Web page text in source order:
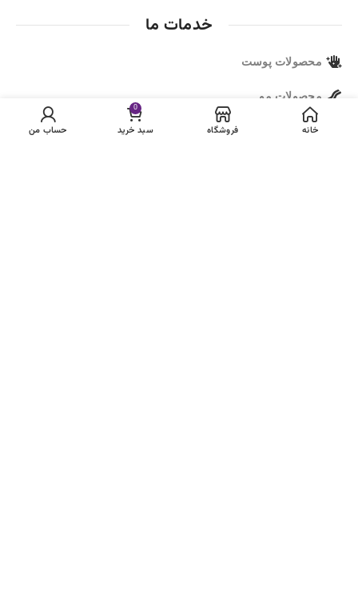
خدمات ما
محصولات پوست
محصولات مو
خانه فروشگاه
0
سبد خرید حساب من